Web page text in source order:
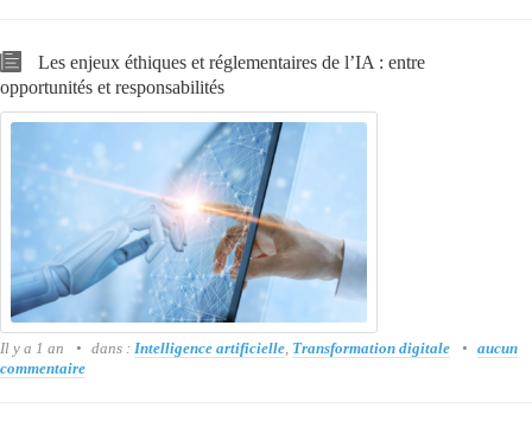
Les enjeux éthiques et réglementaires de l’IA : entre
opportunités et responsabilités
Il y a 1 an dans : Intelligence artificielle, Transformation digitale
aucun
commentaire